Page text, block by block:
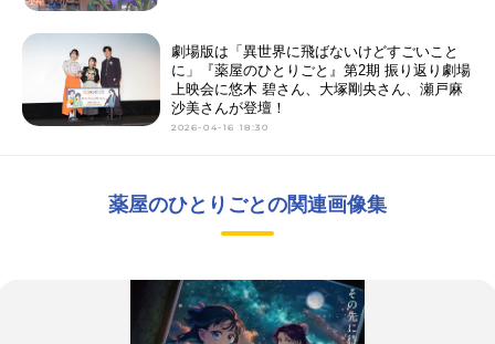
劇場版は「異世界に飛ばないけどすごいこと
に」『薬屋のひとりごと』第2期 振り返り劇場
上映会に悠木 碧さん、大塚剛央さん、瀬戸麻
沙美さんが登壇！
2026-04-16 18:30
薬屋のひとりごとの関連画像集